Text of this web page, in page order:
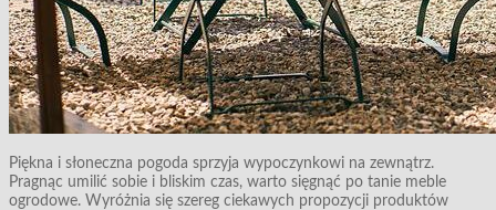
Piękna i słoneczna pogoda sprzyja wypoczynkowi na zewnątrz.
Pragnąc umilić sobie i bliskim czas, warto sięgnąć po tanie meble
ogrodowe. Wyróżnia się szereg ciekawych propozycji produktów